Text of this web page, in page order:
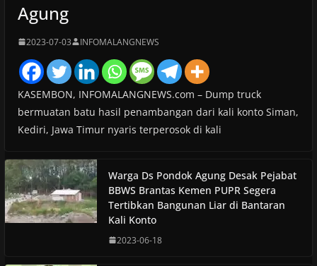
Agung
2023-07-03 INFOMALANGNEWS
KASEMBON, INFOMALANGNEWS.com – Dump truck
bermuatan batu hasil penambangan dari kali konto Siman,
Kediri, Jawa Timur nyaris terperosok di kali
Warga Ds Pondok Agung Desak Pejabat
BBWS Brantas Kemen PUPR Segera
Tertibkan Bangunan Liar di Bantaran
Kali Konto
2023-06-18